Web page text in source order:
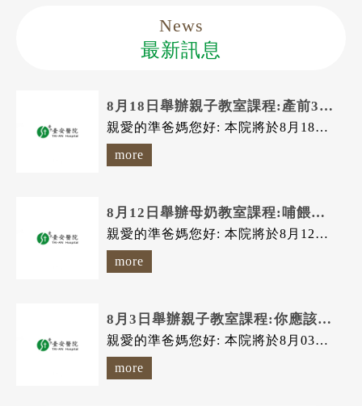
News
最新訊息
8月18日舉辦親子教室課程:產前30天你應該準備的事
親愛的準爸媽您好: 本院將於8月18日(星期二) 舉辦 親子教室課程...
more
8月12日舉辦母奶教室課程:哺餵母乳的優點+哺乳技巧
親愛的準爸媽您好: 本院將於8月12日(星期三) 舉辦 母奶教室課程...
more
8月3日舉辦親子教室課程:你應該要知道的嬰幼兒預防接種~公費?自費?
親愛的準爸媽您好: 本院將於8月03日(星期一) 舉辦 親子教室課程...
more